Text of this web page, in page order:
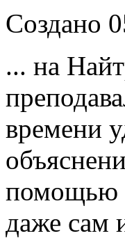
Создано
... на
времени
помощью
даже сам